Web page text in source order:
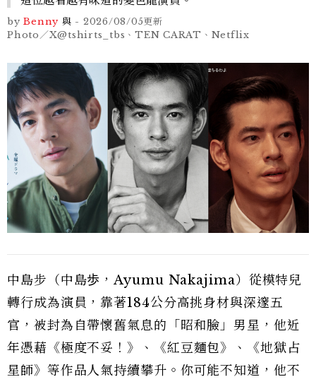
by Benny 與 - 2026/08/05更新
Photo／X@tshirts_tbs、TEN CARAT、Netflix
中島步（中島歩，Ayumu Nakajima）從模特兒
轉行成為演員，靠著184公分高挑身材與深邃五
官，被封為自帶懷舊氣息的「昭和臉」男星，他近
年憑藉《極度不妥！》、《紅豆麵包》、《地獄占
星師》等作品人氣持續攀升。你可能不知道，他不